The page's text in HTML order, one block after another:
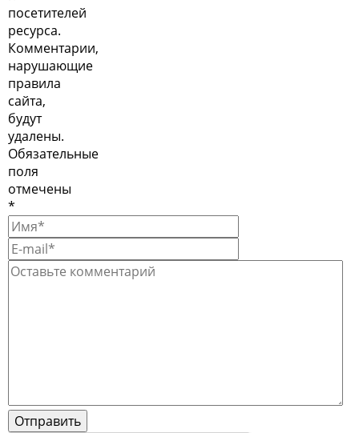
посетителей
ресурса.
Комментарии,
нарушающие
правила
сайта,
будут
удалены.
Обязательные
поля
отмечены
*